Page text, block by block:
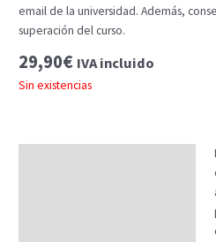
email de la universidad. Además,
superación del curso.
29,90€ IVA incluido
Sin existencias